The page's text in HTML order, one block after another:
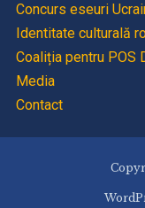
Concurs eseuri
Identitate culturală
Coaliția pentru POS
Media
Contact